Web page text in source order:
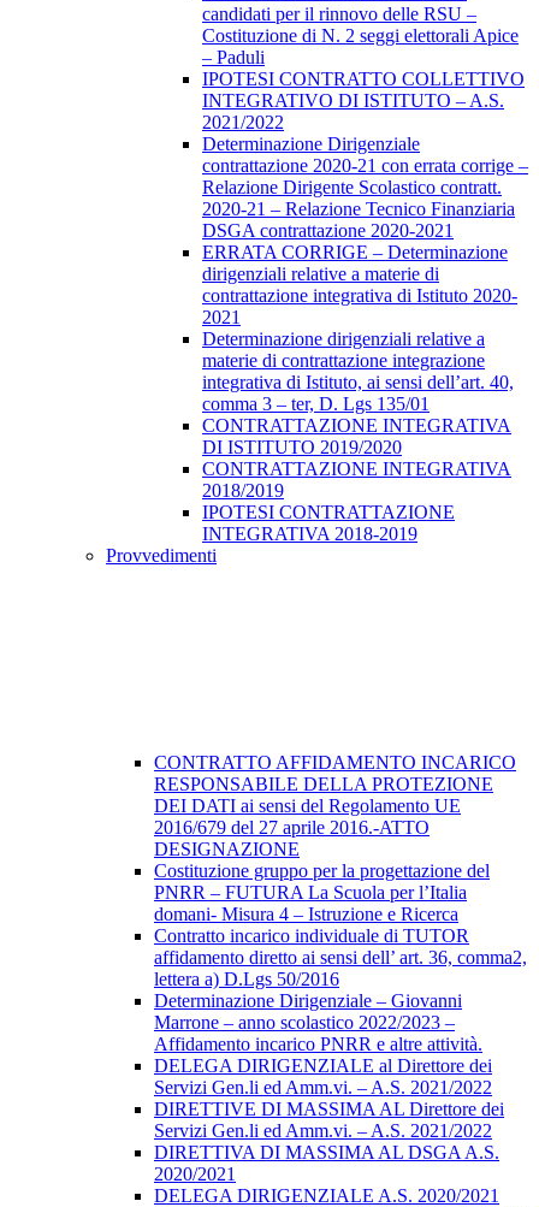
candidati per il rinnovo delle RSU –
Costituzione di N. 2 seggi elettorali Apice
– Paduli
IPOTESI CONTRATTO COLLETTIVO
INTEGRATIVO DI ISTITUTO – A.S.
2021/2022
Determinazione Dirigenziale
contrattazione 2020-21 con errata corrige –
Relazione Dirigente Scolastico contratt.
2020-21 – Relazione Tecnico Finanziaria
DSGA contrattazione 2020-2021
ERRATA CORRIGE – Determinazione
dirigenziali relative a materie di
contrattazione integrativa di Istituto 2020-
2021
Determinazione dirigenziali relative a
materie di contrattazione integrazione
integrativa di Istituto, ai sensi dell’art. 40,
comma 3 – ter, D. Lgs 135/01
CONTRATTAZIONE INTEGRATIVA
DI ISTITUTO 2019/2020
CONTRATTAZIONE INTEGRATIVA
2018/2019
IPOTESI CONTRATTAZIONE
INTEGRATIVA 2018-2019
Provvedimenti
CONTRATTO AFFIDAMENTO INCARICO
RESPONSABILE DELLA PROTEZIONE
DEI DATI ai sensi del Regolamento UE
2016/679 del 27 aprile 2016.-ATTO
DESIGNAZIONE
Costituzione gruppo per la progettazione del
PNRR – FUTURA La Scuola per l’Italia
domani- Misura 4 – Istruzione e Ricerca
Contratto incarico individuale di TUTOR
affidamento diretto ai sensi dell’ art. 36, comma2,
lettera a) D.Lgs 50/2016
Determinazione Dirigenziale – Giovanni
Marrone – anno scolastico 2022/2023 –
Affidamento incarico PNRR e altre attività.
DELEGA DIRIGENZIALE al Direttore dei
Servizi Gen.li ed Amm.vi. – A.S. 2021/2022
DIRETTIVE DI MASSIMA AL Direttore dei
Servizi Gen.li ed Amm.vi. – A.S. 2021/2022
DIRETTIVA DI MASSIMA AL DSGA A.S.
2020/2021
DELEGA DIRIGENZIALE A.S. 2020/2021